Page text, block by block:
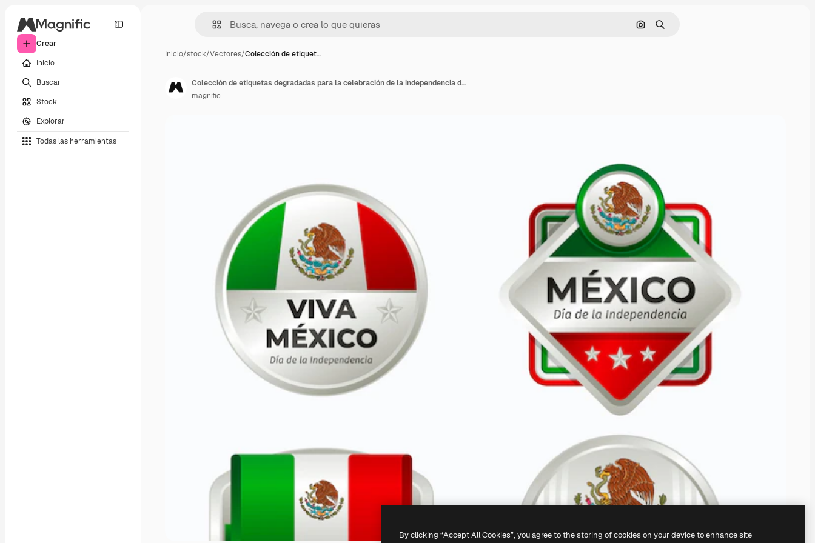
Crear
Inicio
Buscar
Stock
Explorar
Todas las herramientas
Buscar por imagen
Buscar
Inicio/stock/Vectores/Colección de etiquet…
Colección de etiquetas degradadas para la celebración de la independencia de méxico
magnific
By clicking “Accept All Cookies”, you agree to the storing of cookies on your device to enhance site